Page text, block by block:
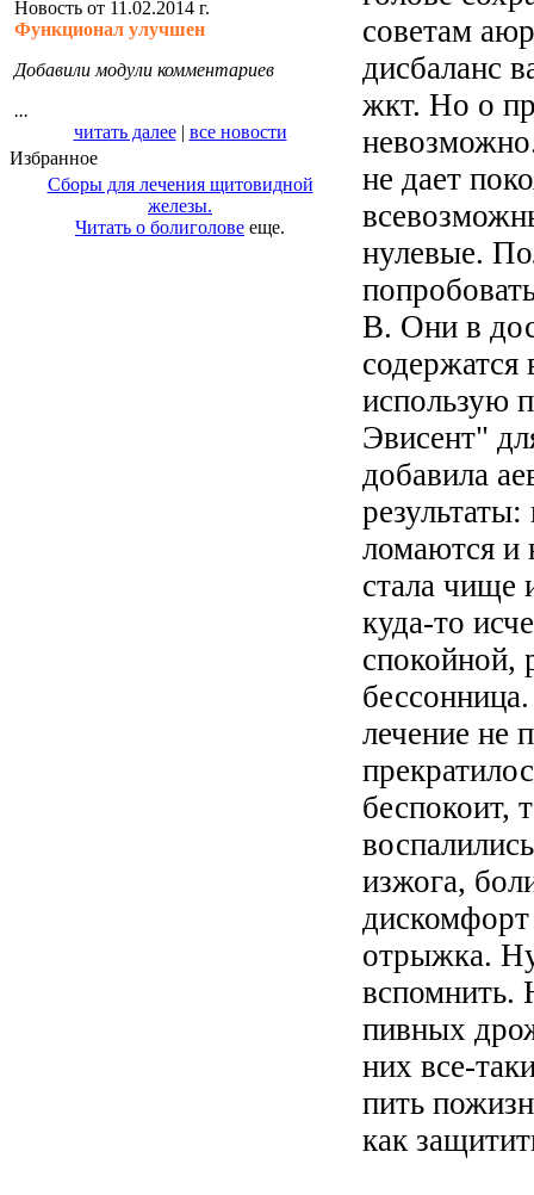
Новость от 11.02.2014 г.
Функционал улучшен
Добавили модули комментариев
...
читать далее| все новости
Избранное
Сборы для лечения щитовидной
железы.
Читать о болиголове еще.
советам
дисбаланс
жкт. Но о
не дает
нулевые.
В. Они в
использую
Эвисент"
добавила
ломаются и
стала чище
куда-то
спокойной,
лечение не
беспокоит,
изжога,
отрыжка.
вспомнить.
пивных
них все-
пить
как